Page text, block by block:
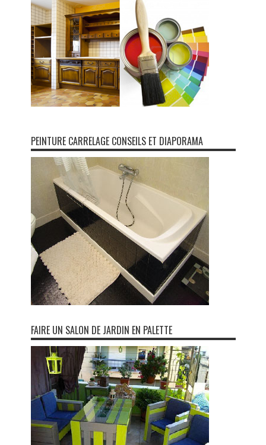
PEINTURE CARRELAGE CONSEILS ET DIAPORAMA
FAIRE UN SALON DE JARDIN EN PALETTE